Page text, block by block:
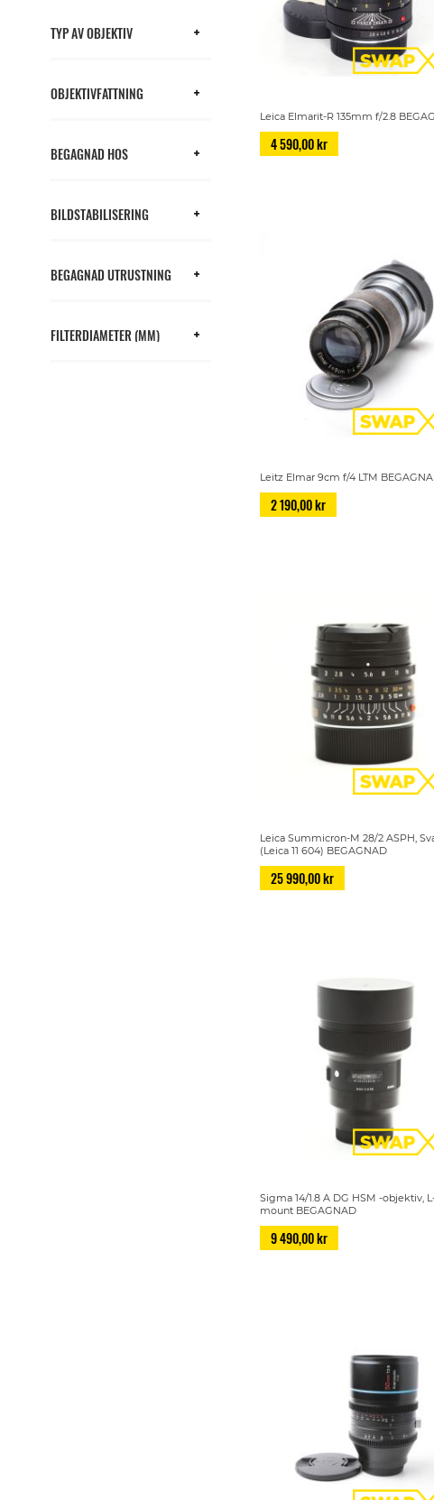
Leica Elmarit-R 135mm f/2.8
4 590,00 kr
Leitz Elmar 9cm f/4 LTM
2 190,00 kr
Leica Summicron-M 28/2 ASPH,
(Leica 11 604) BEGAGNAD
25 990,00 kr
Sigma 14/1.8 A DG HSM -objektiv,
mount BEGAGNAD
9 490,00 kr
TYP AV OBJEKTIV
OBJEKTIVFATTNING
BEGAGNAD HOS
BILDSTABILISERING
BEGAGNAD UTRUSTNING
FILTERDIAMETER (MM)